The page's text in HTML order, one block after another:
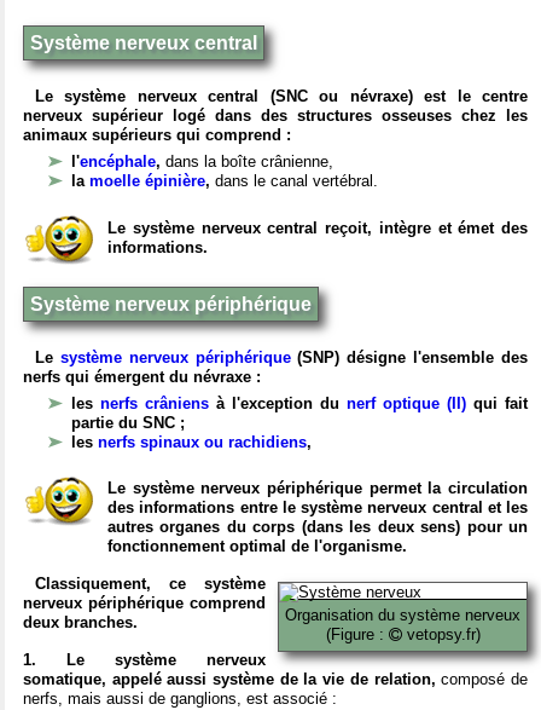
Système nerveux central
Le système nerveux central (SNC ou névraxe) est le centre
nerveux supérieur logé dans des structures osseuses chez les
animaux supérieurs qui comprend :
l'encéphale, dans la boîte crânienne,
la moelle épinière, dans le canal vertébral.
Le système nerveux central reçoit, intègre et émet des
informations.
Système nerveux périphérique
Le système nerveux périphérique(SNP) désigne l'ensemble des
nerfs qui émergent du névraxe :
les nerfs crâniens à l'exception du nerf optique (II) qui fait
partie du SNC ;
les nerfs spinaux ou rachidiens,
Le système nerveux périphérique permet la circulation
des informations entre le système nerveux central et les
autres organes du corps (dans les deux sens) pour un
fonctionnement optimal de l'organisme.
Organisation du système nerveux
(Figure :
vetopsy.fr)
Classiquement, ce système
nerveux périphérique comprend
deux branches.
1. Le système nerveux
somatique, appelé aussi système de la vie de relation, composé de
nerfs, mais aussi de ganglions, est associé :